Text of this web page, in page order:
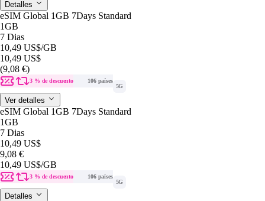
Detalles
eSIM Global 1GB 7Days Standard
1GB
7 Dias
10,49 US$/GB
10,49 US$
(9,08 €)
3 % de descuento
106 países
5G
Ver detalles
eSIM Global 1GB 7Days Standard
1GB
7 Dias
10,49 US$
9,08 €
10,49 US$/GB
3 % de descuento
106 países
5G
Detalles